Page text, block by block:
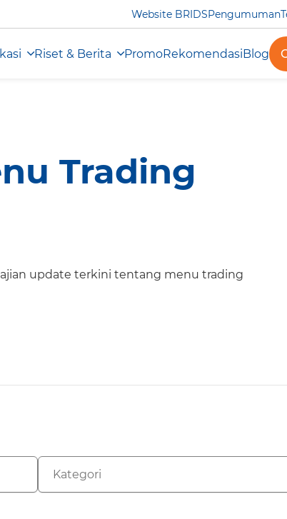
Website BRIDSPengumuman
Riset & Berita PromoRekomendasiBlog
Trading
update terkini tentang menu trading